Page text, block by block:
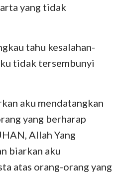
yang tidak
tahu kesalahan-
tidak tersembunyi
aku mendatangkan
yang berharap
Allah Yang
biarkan aku
atas orang-orang yang